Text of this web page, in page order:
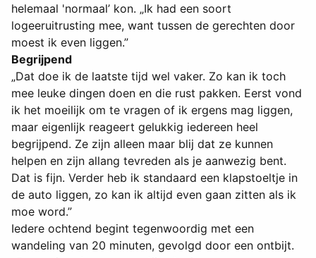
helemaal 'normaal’ kon. „Ik had een soort
logeeruitrusting mee, want tussen de gerechten door
moest ik even liggen.”
Begrijpend
„Dat doe ik de laatste tijd wel vaker. Zo kan ik toch
mee leuke dingen doen en die rust pakken. Eerst vond
ik het moeilijk om te vragen of ik ergens mag liggen,
maar eigenlijk reageert gelukkig iedereen heel
begrijpend. Ze zijn alleen maar blij dat ze kunnen
helpen en zijn allang tevreden als je aanwezig bent.
Dat is fijn. Verder heb ik standaard een klapstoeltje in
de auto liggen, zo kan ik altijd even gaan zitten als ik
moe word.”
Iedere ochtend begint tegenwoordig met een
wandeling van 20 minuten, gevolgd door een ontbijt.